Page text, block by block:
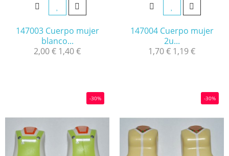
147003 Cuerpo mujer
blanco...
2,00 € 1,40 €
147004 Cuerpo mujer
2u...
1,70 € 1,19 €
-30% -30%